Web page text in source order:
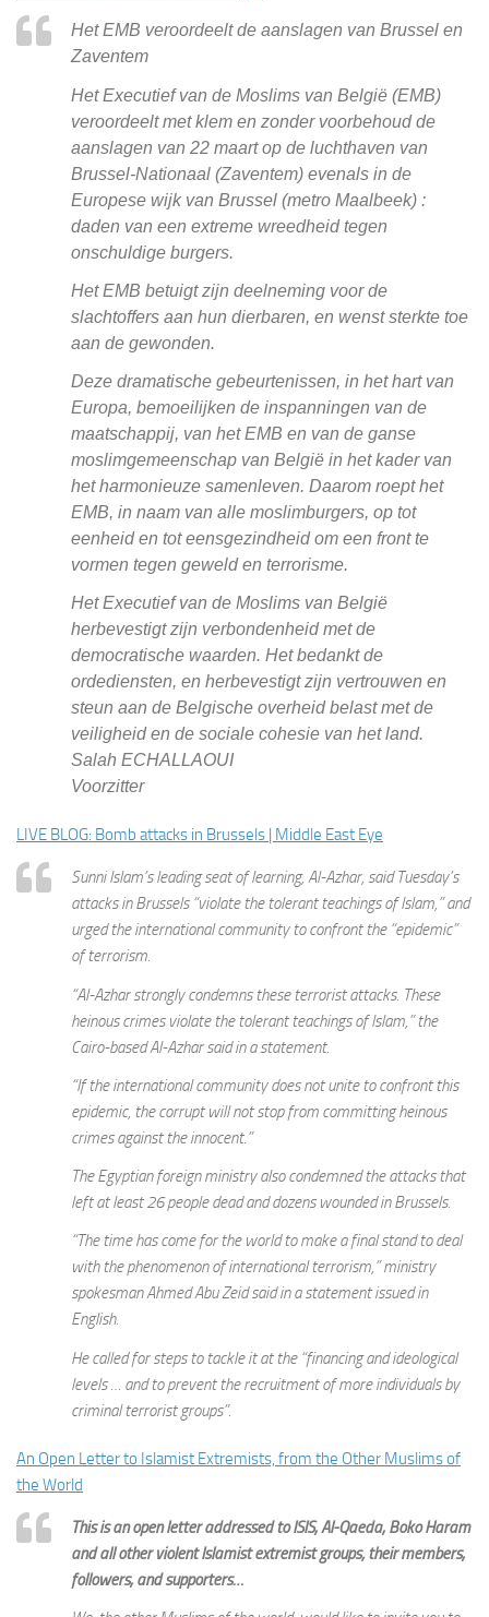
Het EMB veroordeelt de aanslagen van Brussel en
Zaventem
Het Executief van de Moslims van België (EMB)
veroordeelt met klem en zonder voorbehoud de
aanslagen van 22 maart op de luchthaven van
Brussel-Nationaal (Zaventem) evenals in de
Europese wijk van Brussel (metro Maalbeek) :
daden van een extreme wreedheid tegen
onschuldige burgers.
Het EMB betuigt zijn deelneming voor de
slachtoffers aan hun dierbaren, en wenst sterkte toe
aan de gewonden.
Deze dramatische gebeurtenissen, in het hart van
Europa, bemoeilijken de inspanningen van de
maatschappij, van het EMB en van de ganse
moslimgemeenschap van België in het kader van
het harmonieuze samenleven. Daarom roept het
EMB, in naam van alle moslimburgers, op tot
eenheid en tot eensgezindheid om een front te
vormen tegen geweld en terrorisme.
Het Executief van de Moslims van België
herbevestigt zijn verbondenheid met de
democratische waarden. Het bedankt de
ordediensten, en herbevestigt zijn vertrouwen en
steun aan de Belgische overheid belast met de
veiligheid en de sociale cohesie van het land.
Salah ECHALLAOUI
Voorzitter
LIVE BLOG: Bomb attacks in Brussels | Middle East Eye
Sunni Islam’s leading seat of learning, Al-Azhar, said Tuesday’s
attacks in Brussels “violate the tolerant teachings of Islam,” and
urged the international community to confront the “epidemic”
of terrorism.
“Al-Azhar strongly condemns these terrorist attacks. These
heinous crimes violate the tolerant teachings of Islam,” the
Cairo-based Al-Azhar said in a statement.
“If the international community does not unite to confront this
epidemic, the corrupt will not stop from committing heinous
crimes against the innocent.”
The Egyptian foreign ministry also condemned the attacks that
left at least 26 people dead and dozens wounded in Brussels.
“The time has come for the world to make a final stand to deal
with the phenomenon of international terrorism,” ministry
spokesman Ahmed Abu Zeid said in a statement issued in
English.
He called for steps to tackle it at the “financing and ideological
levels … and to prevent the recruitment of more individuals by
criminal terrorist groups”.
An Open Letter to Islamist Extremists, from the Other Muslims of
the World
This is an open letter addressed to ISIS, Al-Qaeda, Boko Haram
and all other violent Islamist extremist groups; their members,
followers, and supporters…